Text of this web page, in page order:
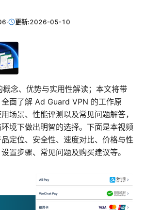
· 更新:2026-05-10
念、优势与实用性解读；本文将带
面了解 Ad Guard VPN 的工作原
场景、性能评测以及常见问题解答，
境下做出明智的选择。下面是本视频
定位、安全性、速度对比、价格与性
置步骤、常见问题及购买建议等。